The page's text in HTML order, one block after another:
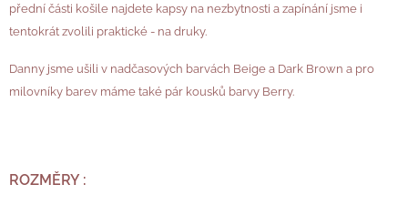
přední části košile najdete kapsy na nezbytnosti a zapínání jsme i
tentokrát zvolili praktické - na druky.
Danny jsme ušili v nadčasových barvách Beige a Dark Brown a pro
milovníky barev máme také pár kousků barvy Berry.
ROZMĚRY :